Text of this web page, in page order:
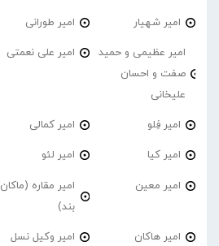
امیر شهیار امیر طورانی
امیر عظیمی و حمید
صفت و احسان
علیخانی
امیر علی نعمتی
امیر فِلو امیر کمالی
امیر کیا امیر لئو
امیر معین
امیر مقاره (ماکان
بند)
امیر هاکان امیر وکیل نسل